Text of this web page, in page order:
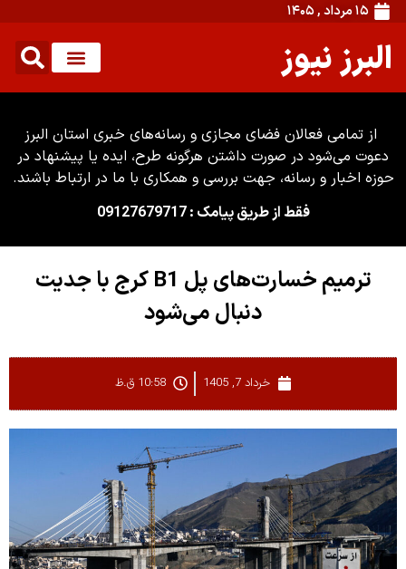
۱۵ مرداد , ۱۴۰۵
البرز نیوز
از تمامی فعالان فضای مجازی و رسانه‌های خبری استان البرز
دعوت می‌شود در صورت داشتن هرگونه طرح، ایده یا پیشنهاد در
حوزه اخبار و رسانه، جهت بررسی و همکاری با ما در ارتباط باشند.
فقط از طریق پیامک : 09127679717
ترمیم خسارت‌های پل B1 کرج با جدیت
دنبال می‌شود
خرداد 7, 1405 10:58 ق.ظ